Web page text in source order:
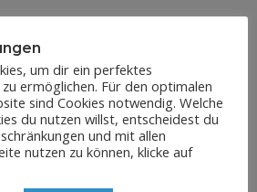
um dir ein perfektes
ermöglichen. Für den optimalen
sind Cookies notwendig. Welche
du nutzen willst, entscheidest du
und mit allen
nutzen zu können, klicke auf